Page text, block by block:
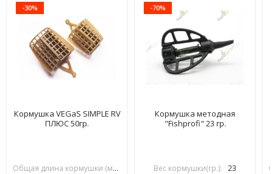
-30%
Кормушка VEGaS SIMPLE RV
ПЛЮС 50гр.
Общая длина кормушки (мм):
-70%
Кормушка методная
"Fishprofi" 23 гр.
Вес кормушки(гр.):
23